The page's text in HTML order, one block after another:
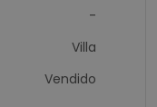
-
Villa
Vendido